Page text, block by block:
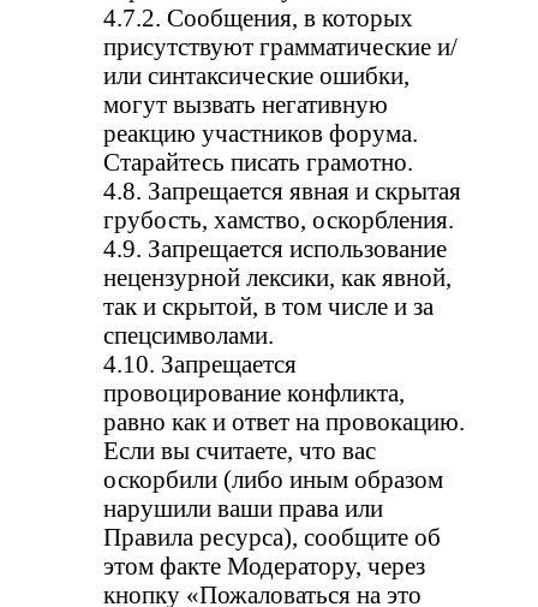
4.7.2. Сообщения, в которых
присутствуют грамматические и/
или синтаксические ошибки,
могут вызвать негативную
реакцию участников форума.
Старайтесь писать грамотно.
4.8. Запрещается явная и скрытая
грубость, хамство, оскорбления.
4.9. Запрещается использование
нецензурной лексики, как явной,
так и скрытой, в том числе и за
спецсимволами.
4.10. Запрещается
провоцирование конфликта,
равно как и ответ на провокацию.
Если вы считаете, что вас
оскорбили (либо иным образом
нарушили ваши права или
Правила ресурса), сообщите об
этом факте Модератору, через
кнопку «Пожаловаться на это